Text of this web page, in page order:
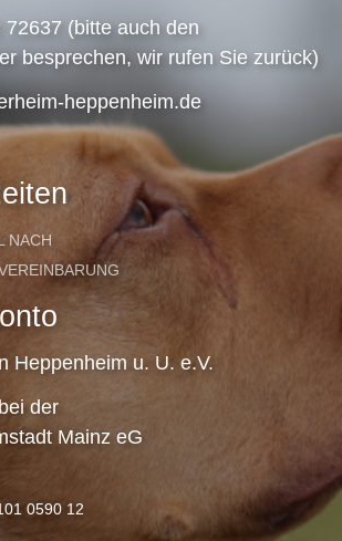
72637 (bitte auch den
besprechen, wir rufen Sie zurück)
heppenheim.de
NACH
Heppenheim u. U. e.V.
der
Mainz eG
0590 12